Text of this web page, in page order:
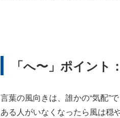
「へ〜」ポイン
言葉の風向きは、誰かの“気配”
ある人がいなくなったら風は穏や